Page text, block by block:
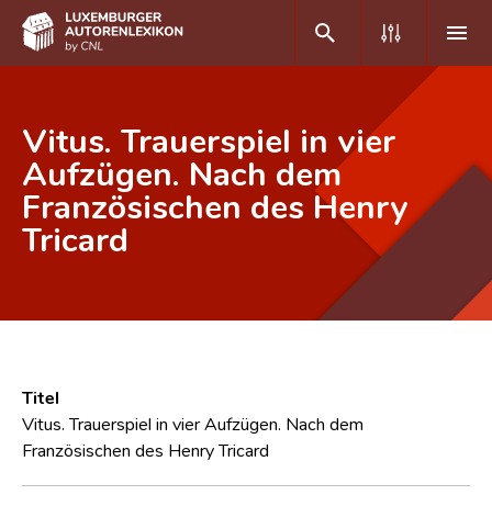
DE FR
Home
Autor(inn)en A-Z
Forschungsgruppe
Vitus. Trauerspiel in vier
Aufzügen. Nach dem
Französischen des Henry
Tricard
Titel
Vitus. Trauerspiel in vier Aufzügen. Nach dem
Französischen des Henry Tricard